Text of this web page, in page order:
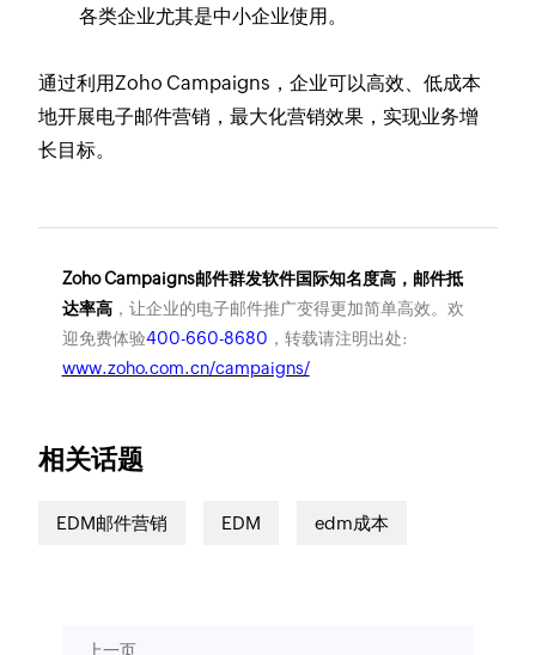
各类企业尤其是中小企业使用。
通过利用Zoho Campaigns，企业可以高效、低成本
地开展电子邮件营销，最大化营销效果，实现业务增
长目标。
Zoho Campaigns邮件群发软件国际知名度高，邮件抵
达率高，让企业的电子邮件推广变得更加简单高效。欢
迎免费体验400-660-8680 ，转载请注明出处:
www.zoho.com.cn/campaigns/
相关话题
EDM邮件营销 EDM edm成本
上一页